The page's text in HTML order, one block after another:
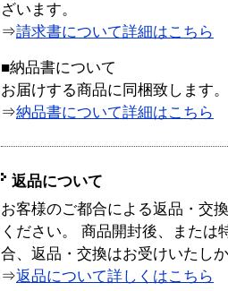
ざいます。
⇒請求書について詳細はこちら
■納品書について
お届けする商品に同梱致します。
⇒納品書について詳細はこちら
返品について
お客様のご都合による返品・交
ください。 商品開封後、または
合、返品・交換はお受けいたし
⇒返品について詳しくはこちら